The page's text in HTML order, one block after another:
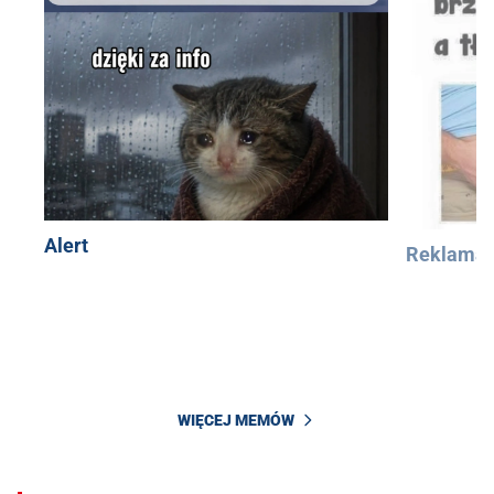
Alert Reklama
WIĘCEJ MEMÓW